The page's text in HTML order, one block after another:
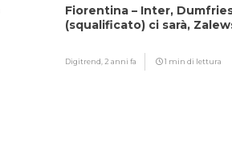
Fiorentina – Inter,
(squalificato) ci sarà,
Digitrend,2 anni fa 1 min di lettura